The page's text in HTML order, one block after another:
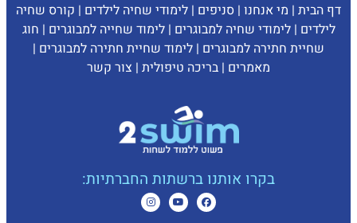
דף הבית | מי אנחנו | סניפים | לימודי שחיה לילדים | קורס שחיה
לילדים |לימודי שחיה למבוגרים |לימוד שחייה למבוגרים | חוג
שחיית חתירה למבוגרים | לימוד שחיית חתירה למבוגרים |
מאמרים | בריכה טיפולית | צור קשר
בקרו אותנו ברשתות החברתיות: